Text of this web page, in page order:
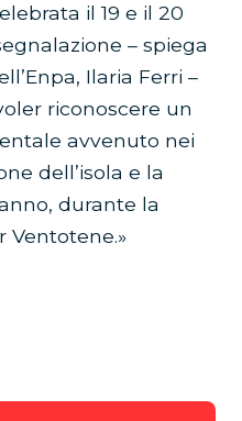
il 19 e il 20
– spiega
Ilaria Ferri –
riconoscere un
avvenuto nei
dell’isola e la
durante la
Ventotene.»